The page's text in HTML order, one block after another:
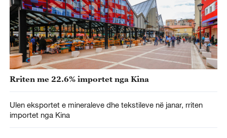
Rriten me 22.6% importet nga Kina
Ulen eksportet e mineraleve dhe tekstileve në janar, rriten
importet nga Kina